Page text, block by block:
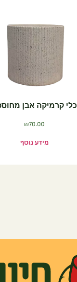
כלי קרמיקה אבן
₪70.00
מידע נוסף